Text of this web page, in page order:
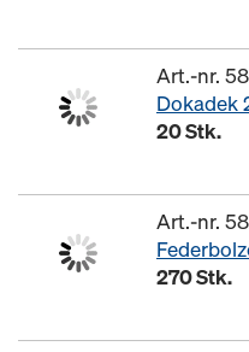
Art.-nr.
Dokadek
20 Stk.
Art.-nr.
270 Stk.